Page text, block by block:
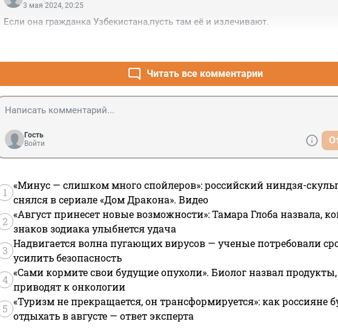
3 мая 2024, 20:25
Если она гражданка Узбекистана,пусть там её и излечивают.
Читать все комментарии
Гость
Войти
1
«Минус — слишком много спойлеров»: российский ниндзя-
снялся в сериале «Дом Дракона». Видео
2
«Август принесет новые возможности»: Тамара Глоба назвала,
знаков зодиака улыбнется удача
3
Надвигается волна пугающих вирусов — ученые потребовали
усилить безопасность
4
«Сами кормите свои будущие опухоли». Биолог назвал
приводят к онкологии
5
«Туризм не прекращается, он трансформируется»: как россияне
отдыхать в августе — ответ эксперта